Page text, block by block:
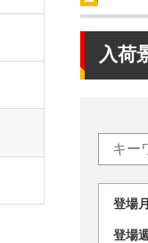
入荷
登
登